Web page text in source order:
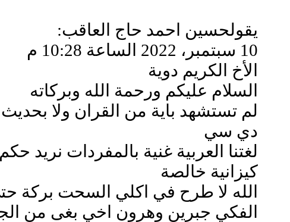
يقولحسين احمد حاج العاقب:
10 سبتمبر، 2022 الساعة 10:28 م
الأخ الكريم دوية
السلام عليكم ورحمة الله وبركاته
لم تستشهد باية من القران ولا
دي سي
لغتنا العربية غنية بالمفردات نريد
كيزانية خالصة
الله لا طرح في اكلي السحت بركة
الفكي جبرين وهرون اخي بغى من